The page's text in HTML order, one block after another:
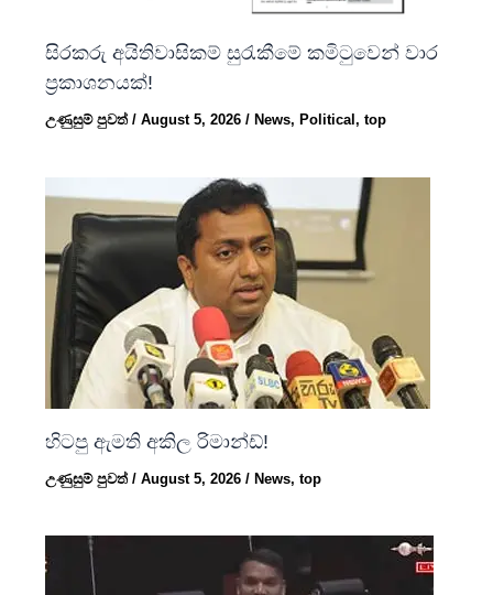
සිරකරු අයිතිවාසිකම් සුරැකීමේ කමිටුවෙන් වාර
ප්‍රකාශනයක්!
උණුසුම් පුවත්/August 5, 2026/ News, Political,top
හිටපු ඇමති අකිල රිමාන්ඩ්!
උණුසුම් පුවත්/August 5, 2026/ News,top